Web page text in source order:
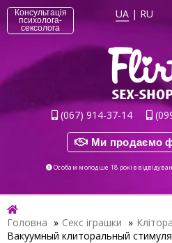
Консультація
психолога-
сексолога
UA | RU
(067) 914-37-14
Ми продаємо
Особам молодше 18 років
Головна » Секс іграшки »
Вакуумный клиторальный